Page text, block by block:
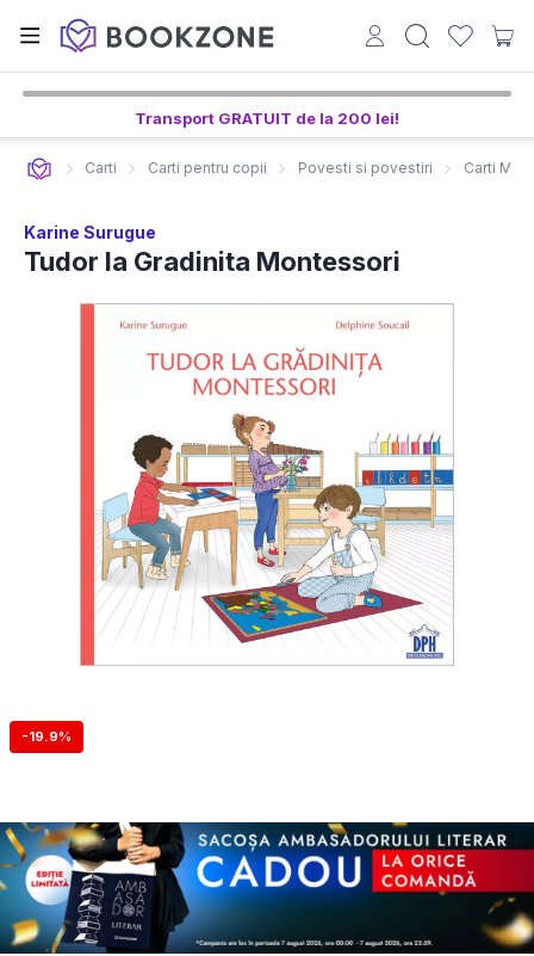
Transport GRATUIT de la 200 lei!
Carti Carti pentru copii Povesti si povestiri Carti
Karine Surugue
Tudor la Gradinita Montessori
-19.9%